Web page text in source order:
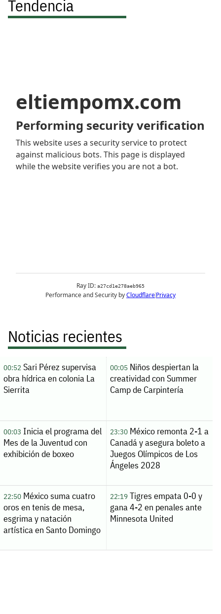
Tendencia
Noticias recientes
00:52 Sari Pérez supervisa
obra hídrica en colonia La
Sierrita
00:05Niños despiertan la
creatividad con Summer
Camp de Carpintería
00:03 Inicia el programa del
Mes de la Juventud con
exhibición de boxeo
23:30México remonta 2-1 a
Canadá y asegura boleto a
Juegos Olímpicos de Los
Ángeles 2028
22:50México suma cuatro
oros en tenis de mesa,
esgrima y natación
artística en Santo Domingo
22:19Tigres empata 0-0 y
gana 4-2 en penales ante
Minnesota United